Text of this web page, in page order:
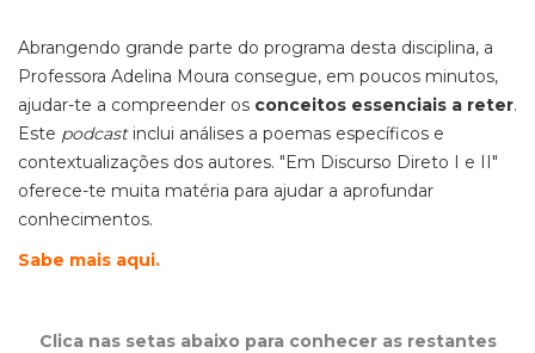
Abrangendo grande parte do programa desta disciplina, a
Professora Adelina Moura consegue, em poucos minutos,
ajudar-te a compreender os conceitos essenciais a reter.
Este podcast inclui análises a poemas específicos e
contextualizações dos autores. "Em Discurso Direto I e II"
oferece-te muita matéria para ajudar a aprofundar
conhecimentos.
Sabe mais aqui.
Clica nas setas abaixo para conhecer as restantes